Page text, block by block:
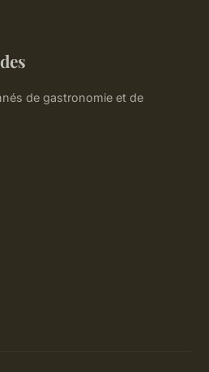
de gastronomie et de